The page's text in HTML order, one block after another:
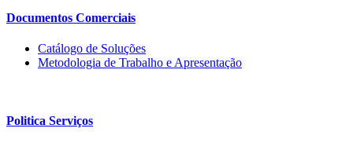
Documentos Comerciais
Catálogo de Soluções
Metodologia de Trabalho e Apresentação
Politica Serviços